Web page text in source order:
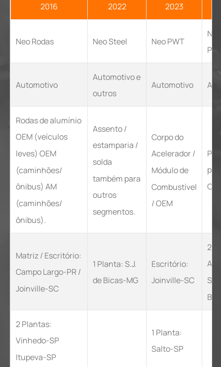
2016 2022 2023
Neo Rodas Neo Steel Neo PWT
Neo
Automotivo
Automotivo e
outros
Automotivo
Rodas de alumínio
OEM (veículos
leves) OEM
(caminhões/
ônibus) AM
(caminhões/
ônibus).
Assento /
estamparia /
solda
também para
outros
segmentos.
Corpo do
Acelerador /
Módulo de
Combustível
/ OEM
Matriz / Escritório:
Campo Largo-PR /
Joinville-SC
1 Planta: S.J.
de Bicas-MG
Escritório:
Joinville-SC
2
2 Plantas:
Vinhedo-SP
Itupeva-SP
1 Planta:
Salto-SP